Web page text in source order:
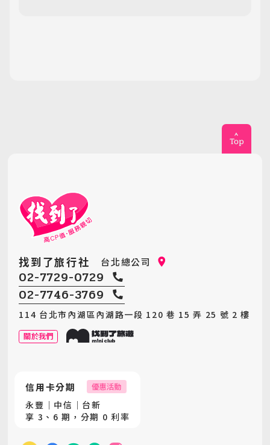
找到了旅行社 台北總公司
02-7729-0729
02-7746-3769
114 台北市內湖區內湖路一段 120 巷 15 弄 25 號 2 樓
關於我們
信用卡分期 優惠活動
永豐｜中信｜台新
享 3、6 期，分期 0 利率